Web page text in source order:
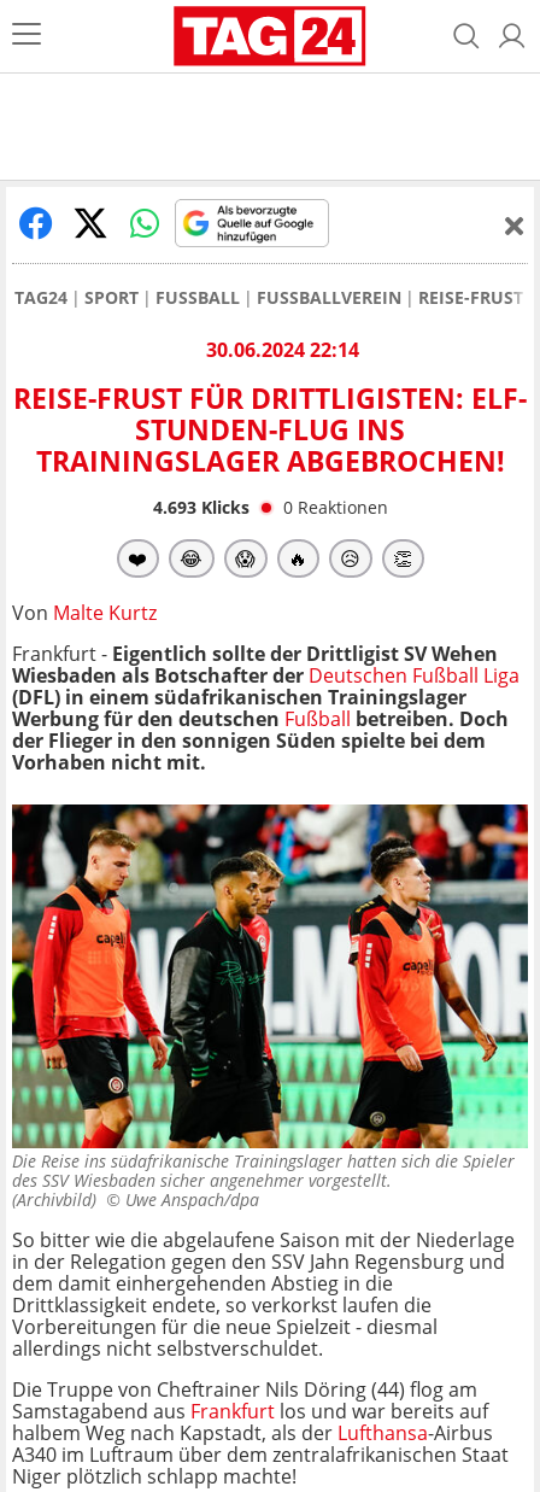
TAG24 SPORT FUSSBALL FUSSBALLVEREIN REISE-FRUST
30.06.2024 22:14
REISE-FRUST FÜR DRITTLIGISTEN: ELF-
STUNDEN-FLUG INS
TRAININGSLAGER ABGEBROCHEN!
4.693Klicks 0 Reaktionen
❤️ 😂 😱 🔥 😥 👏
Von Malte Kurtz
Frankfurt - Eigentlich sollte der Drittligist SV Wehen
Wiesbaden als Botschafter der Deutschen Fußball Liga
(DFL) in einem südafrikanischen Trainingslager
Werbung für den deutschen Fußball betreiben. Doch
der Flieger in den sonnigen Süden spielte bei dem
Vorhaben nicht mit.
Die Reise ins südafrikanische Trainingslager hatten sich die Spieler
des SSV Wiesbaden sicher angenehmer vorgestellt.
(Archivbild) © Uwe Anspach/dpa
So bitter wie die abgelaufene Saison mit der Niederlage
in der Relegation gegen den SSV Jahn Regensburg und
dem damit einhergehenden Abstieg in die
Drittklassigkeit endete, so verkorkst laufen die
Vorbereitungen für die neue Spielzeit - diesmal
allerdings nicht selbstverschuldet.
Die Truppe von Cheftrainer Nils Döring (44) flog am
Samstagabend aus Frankfurt los und war bereits auf
halbem Weg nach Kapstadt, als der Lufthansa-Airbus
A340 im Luftraum über dem zentralafrikanischen Staat
Niger plötzlich schlapp machte!